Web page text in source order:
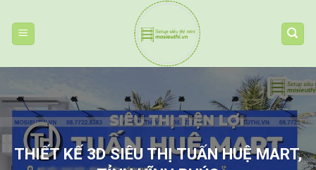
content
THIẾT KẾ 3D SIÊU THỊ TUẤN HUỆ MART,